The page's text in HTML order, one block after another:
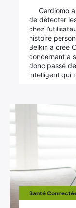
Cardiomo
de détecter
chez
histoire
Belkin a créé
concernant a
donc passé
intelligent qui
Santé